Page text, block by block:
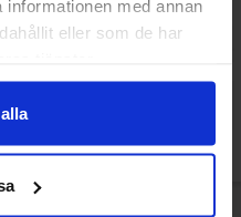
med annan
eller som de har